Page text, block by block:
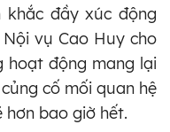
khắc đầy xúc động
vụ Cao Huy cho
hoạt động mang lại
cố mối quan hệ
bao giờ hết.